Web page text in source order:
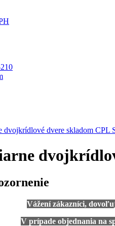
dvojkrídlové dvere skladom CPL
Vážení zákazníci,
V prípade objednania na